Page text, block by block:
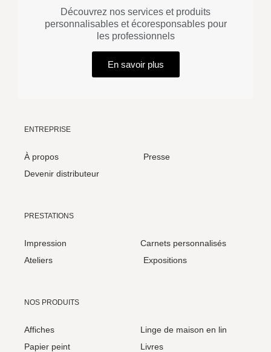
Découvrez nos services et produits
personnalisables et écoresponsables pour
les professionnels
En savoir plus
ENTREPRISE
À propos
Devenir distributeur
Presse
PRESTATIONS
Impression
Ateliers
Carnets personnalisés
Expositions
NOS PRODUITS
Affiches
Papier peint
Linge de maison en lin
Livres